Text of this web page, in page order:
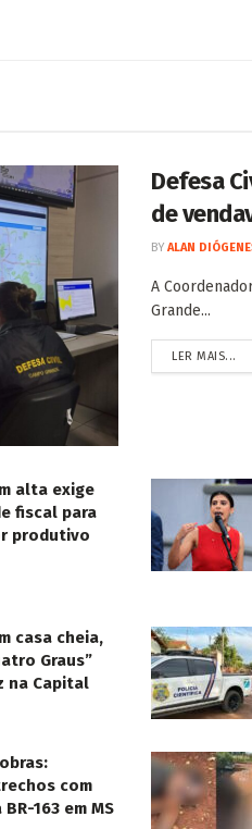
Defesa
de
BY ALAN
A
Grande...
LER MAIS...
alta exige
fiscal para
produtivo
casa cheia,
Graus”
na Capital
com
163 em MS